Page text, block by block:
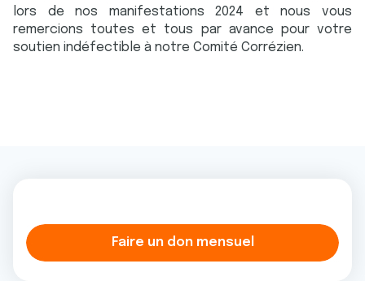
lors de nos manifestations 2024 et nous vous
remercions toutes et tous par avance pour votre
soutien indéfectible à notre Comité Corrézien.
Faire un don mensuel